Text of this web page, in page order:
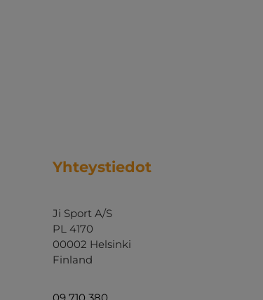
Yhteystiedot
Ji Sport A/S
PL 4170
00002 Helsinki
Finland